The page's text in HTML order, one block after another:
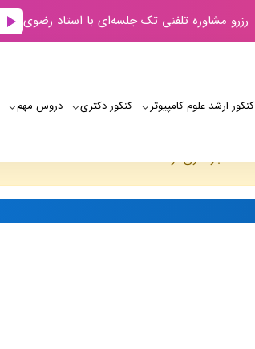
رزرو مشاوره تلفنی تک جلسه‌ای با استاد رضوی
کنکور ارشد علوم کامپیوتر کنکور دکتری دروس مهم